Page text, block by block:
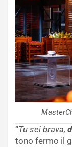
“Tu sei brava,
tono fermo il